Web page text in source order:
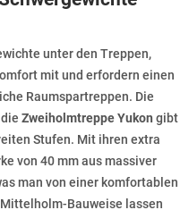
unter den Treppen,
mit und erfordern einen
Raumspartreppen. Die
Zweiholmtreppe Yukon gibt
Stufen. Mit ihren extra
von 40 mm aus massiver
man von einer komfortablen
Bauweise lassen